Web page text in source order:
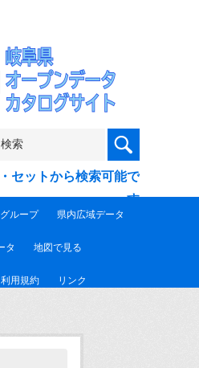
セットから検索可能で
す
グループ 県内広域データ
タ 地図で見る
用規約 リンク